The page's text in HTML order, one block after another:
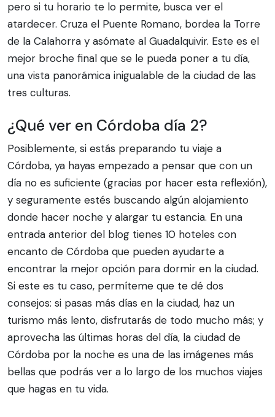
pero si tu horario te lo permite, busca ver el
atardecer. Cruza el Puente Romano, bordea la Torre
de la Calahorra y asómate al Guadalquivir. Este es el
mejor broche final que se le pueda poner a tu día,
una vista panorámica inigualable de la ciudad de las
tres culturas.
¿Qué ver en Córdoba día 2?
Posiblemente, si estás preparando tu viaje a
Córdoba, ya hayas empezado a pensar que con un
día no es suficiente (gracias por hacer esta reflexión),
y seguramente estés buscando algún alojamiento
donde hacer noche y alargar tu estancia. En una
entrada anterior del blog tienes 10 hoteles con
encanto de Córdoba que pueden ayudarte a
encontrar la mejor opción para dormir en la ciudad.
Si este es tu caso, permíteme que te dé dos
consejos: si pasas más días en la ciudad, haz un
turismo más lento, disfrutarás de todo mucho más; y
aprovecha las últimas horas del día, la ciudad de
Córdoba por la noche es una de las imágenes más
bellas que podrás ver a lo largo de los muchos viajes
que hagas en tu vida.